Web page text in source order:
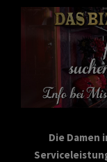
Die Damen